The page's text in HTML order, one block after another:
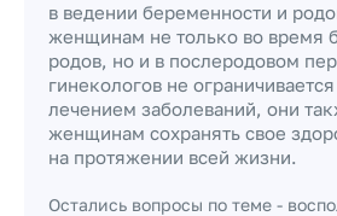
в ведении беременности и
женщинам не только во время
родов, но и в послеродовом
гинекологов не
лечением заболеваний, они
женщинам сохранять свое
на протяжении всей жизни.
Остались вопросы по теме -